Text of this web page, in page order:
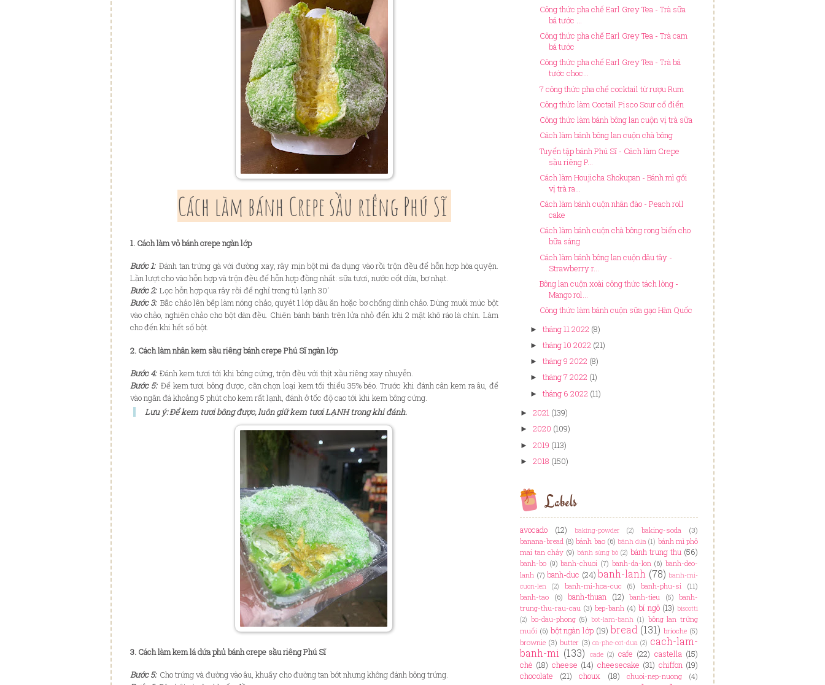
Cách làm bánh Crepe sầu riêng Phú Sĩ
1. Cách làm vỏ bánh crepe ngàn lớp
Bước 1️:Đánh tan trứng gà với đường xay, rây mịn bột mì đa dụng vào rồi trộn đều để hỗn hợp hòa quyện.
Lần lượt cho vào hỗn hợp và trộn đều để hỗn hợp đồng nhất: sữa tươi, nước cốt dừa, bơ nhạt.
Bước 2: Lọc hỗn hợp qua rây rồi để nghỉ trong tủ lạnh 30'
Bước 3: Bắc chảo lên bếp làm nóng chảo, quyét 1 lớp dầu ăn hoặc bơ chống dính chảo. Dùng muôi múc bột
vào chảo, nghiên chảo cho bột dàn đều. Chiên bánh bánh trên lửa nhỏ đến khi 2 mặt khô ráo là chín. Làm
cho đến khi hết số bột.
2. Cách làm nhân kem sầu riêng bánh crepe Phú Sĩ ngàn lớp
Bước 4: Đánh kem tươi tới khi bông cứng, trộn đều với thịt xầu riêng xay nhuyễn.
Bước 5:Để kem tươi bông được, cần chọn loại kem tối thiểu 35% béo. Trước khi đánh cân kem ra âu, để
vào ngăn đá khoảng 5 phút cho kem rất lạnh, đánh ở tốc độ cao tới khi kem bông cứng.
Lưu ý: Để kem tươi bông được, luôn giữ kem tươi LẠNH trong khi đánh.
3. Cách làm kem lá dứa phủ bánh crepe sầu riêng Phú Sĩ
Bước 5: Cho trứng và đường vào âu, khuấy cho đường tan bớt nhưng không đánh bông trứng.
Công thức pha chế Earl Grey Tea - Trà sữa
bá tước ...
Công thức pha chế Earl Grey Tea - Trà cam
bá tước
Công thức pha chế Earl Grey Tea - Trà bá
tước choc...
7 công thức pha chế cocktail từ rượu Rum
Công thức làm Coctail Pisco Sour cổ điển
Công thức làm bánh bông lan cuộn vị trà sữa
Cách làm bánh bông lan cuộn chà bông
Tuyển tập bánh Phú Sĩ - Cách làm Crepe
sầu riêng P...
Cách làm Houjicha Shokupan - Bánh mì gối
vị trà ra...
Cách làm bánh cuộn nhân đào - Peach roll
cake
Cách làm bánh cuộn chà bông rong biển cho
bữa sáng
Cách làm bánh bông lan cuộn dâu tây -
Strawberry r...
Bông lan cuộn xoài công thức tách lòng -
Mango rol...
Công thức làm bánh cuộn sữa gạo Hàn Quốc
► tháng 11 2022 (8)
► tháng 10 2022 (21)
► tháng 9 2022 (8)
► tháng 7 2022 (1)
► tháng 6 2022 (11)
► 2021 (139)
► 2020 (109)
► 2019 (113)
► 2018 (150)
Labels
avocado (12) baking-powder (2) baking-soda
(3)
banana-bread (8) bánh bao (6) bánh dứa (1) bánh mì phô
mai tan chảy (9) bánh sừng bò (2) bánh trung thu (56)
banh-bo (9) banh-chuoi (7) banh-da-lon (6) banh-deo-
lanh (7) banh-duc (24) banh-lanh (78) banh-mi-
cuon-len
(2) banh-mi-hoa-cuc (5) banh-phu-si
(11)
banh-tao
(6) banh-thuan (12) banh-tieu (5) banh-
trung-thu-rau-cau (3) bep-banh (4) bí ngô (13) biscotti
(2) bo-dau-phong (5) bot-lam-banh (1) bông lan trứng
muối (6) bột ngàn lớp (19) bread (131) brioche (5)
brownie (3) butter (3) ca-phe-cot-dua (2) cach-lam-
banh-mi (133) cade (2) cafe (22) castella (15)
chè (18) cheese (14) cheesecake (31) chiffon (19)
chocolate
(21) choux (18) chuoi-nep-nuong (4)